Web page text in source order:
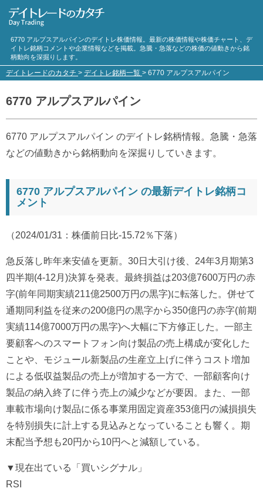
6770 アルプスアルパインのデイトレ株価情報。最新の株価情報や株価チャート、デ
イトレ銘柄コメントや企業情報などを掲載。急騰・急落などの株価の値動きから銘
柄動向を深掘りします。
デイトレードのカタチ > デイトレ銘柄一覧 > 6770 アルプスアルパイン
6770 アルプスアルパイン
6770 アルプスアルパイン のデイトレ銘柄情報。急騰・急落
などの値動きから銘柄動向を深掘りしていきます。
6770 アルプスアルパイン の最新デイトレ銘柄コ
メント
（2024/01/31：株価前日比-15.72％下落）
急反落し昨年来安値を更新。30日大引け後、24年3月期第3
四半期(4-12月)決算を発表。最終損益は203億7600万円の赤
字(前年同期実績211億2500万円の黒字)に転落した。併せて
通期同利益を従来の200億円の黒字から350億円の赤字(前期
実績114億7000万円の黒字)へ大幅に下方修正した。一部主
要顧客へのスマートフォン向け製品の売上構成が変化した
ことや、モジュール新製品の生産立上げに伴うコスト増加
による低収益製品の売上が増加する一方で、一部顧客向け
製品の納入終了に伴う売上の減少などが要因。また、一部
車載市場向け製品に係る事業用固定資産353億円の減損損失
を特別損失に計上する見込みとなっていることも響く。期
末配当予想も20円から10円へと減額している。
▼現在出ている「買いシグナル」
RSI